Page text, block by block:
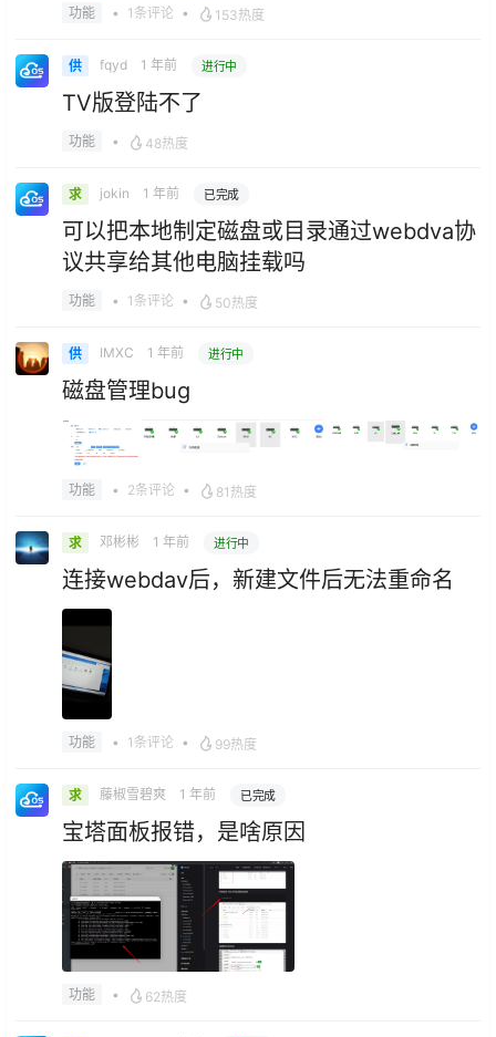
功能 • 1条评论 • 153热度
供 fqyd 1 年前 进行中
TV版登陆不了
功能 • 48热度
求 jokin 1 年前 已完成
可以把本地制定磁盘或目录通过webdva协
议共享给其他电脑挂载吗
功能 • 1条评论 • 50热度
供 IMXC 1 年前 进行中
磁盘管理bug
功能 • 2条评论 • 81热度
求 邓彬彬 1 年前 进行中
连接webdav后，新建文件后无法重命名
功能 • 1条评论 • 99热度
求 藤椒雪碧爽 1 年前 已完成
宝塔面板报错，是啥原因
功能 • 62热度